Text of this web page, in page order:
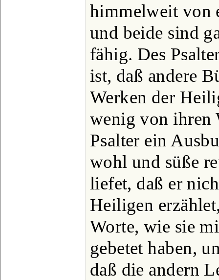
himmelweit von
und beide sind
fähig. Des
ist, daß andere
Werken der
wenig von ihren
Psalter ein
wohl und süße
liefet, daß er
Heiligen
Worte, wie sie
gebetet haben,
daß die andern